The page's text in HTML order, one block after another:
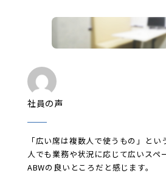
社員の声
「広い席は複数人で使うもの」と
人でも業務や状況に応じて広いスペ
ABWの良いところだと感じます。